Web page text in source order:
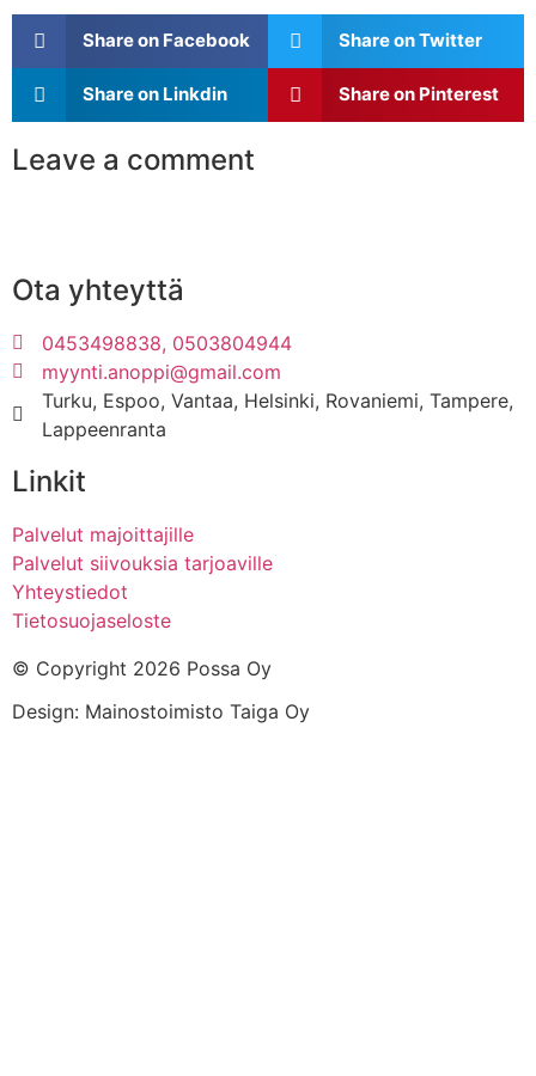
Share on Facebook Share on Twitter
Share on Linkdin Share on Pinterest
Leave a comment
Ota yhteyttä
0453498838, 0503804944
myynti.anoppi@gmail.com
Turku, Espoo, Vantaa, Helsinki, Rovaniemi, Tampere,
Lappeenranta
Linkit
Palvelut majoittajille
Palvelut siivouksia tarjoaville
Yhteystiedot
Tietosuojaseloste
© Copyright 2026 Possa Oy
Design: Mainostoimisto Taiga Oy